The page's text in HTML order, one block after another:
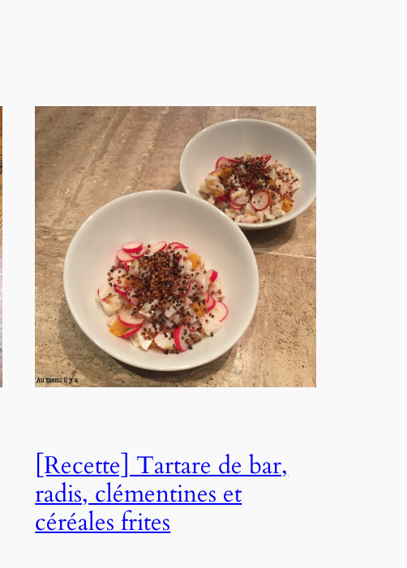
[Recette] Tartare de bar,
radis, clémentines et
céréales frites